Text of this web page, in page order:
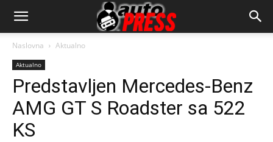
AutopressHR
Naslovna Aktualno
Aktualno
Predstavljen Mercedes-Benz
AMG GT S Roadster sa 522
KS